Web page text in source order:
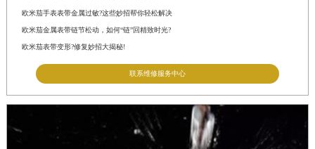
欧米茄手表表带金属过敏?这些妙招帮你轻松解决
欧米茄金属表带链节松动，如何“链”回精致时光?
欧米茄表带变形?修复妙招大揭秘!
联系维修服务中心